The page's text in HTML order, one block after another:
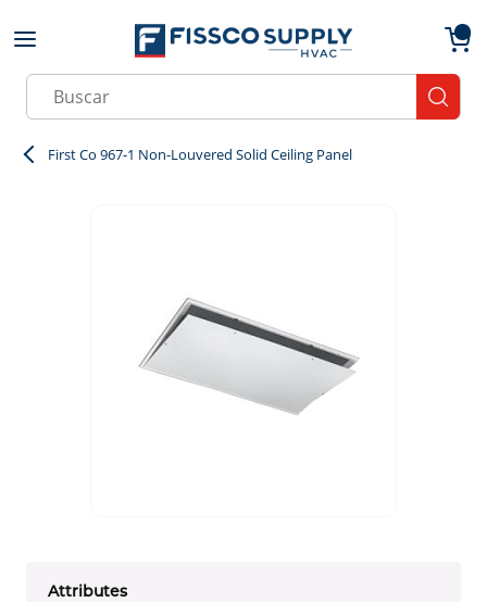
Skip to main content
Site Search
First Co 967-1 Non-Louvered Solid Ceiling Panel
Attributes